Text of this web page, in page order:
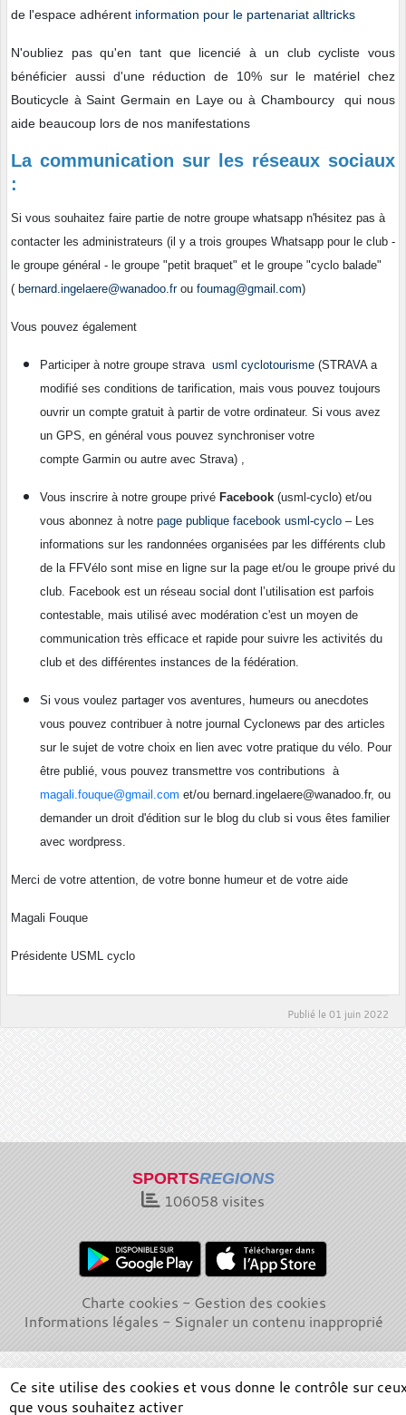
de l'espace adhérent information pour le partenariat alltricks
N'oubliez pas qu'en tant que licencié à un club cycliste vous
bénéficier aussi d'une réduction de 10% sur le matériel chez
Bouticycle à Saint Germain en Laye ou à Chambourcy qui nous
aide beaucoup lors de nos manifestations
La communication sur les réseaux sociaux
:
Si vous souhaitez faire partie de notre groupe whatsapp n'hésitez pas à
contacter les administrateurs (il y a trois groupes Whatsapp pour le club -
le groupe général - le groupe "petit braquet" et le groupe "cyclo balade"
( bernard.ingelaere@wanadoo.frou foumag@gmail.com)
Vous pouvez également
Participer à notre groupe strava usml cyclotourisme (STRAVA a
modifié ses conditions de tarification, mais vous pouvez toujours
ouvrir un compte gratuit à partir de votre ordinateur. Si vous avez
un GPS, en général vous pouvez synchroniser votre
compte Garmin ou autre avec Strava) ,
Vous inscrire à notre groupe privé Facebook (usml-cyclo) et/ou
vous abonnez à notre page publique facebook usml-cyclo – Les
informations sur les randonnées organisées par les différents club
de la FFVélo sont mise en ligne sur la page et/ou le groupe privé du
club. Facebook est un réseau social dont l’utilisation est parfois
contestable, mais utilisé avec modération c'est un moyen de
communication très efficace et rapide pour suivre les activités du
club et des différentes instances de la fédération.
Si vous voulez partager vos aventures, humeurs ou anecdotes
vous pouvez contribuer à notre journal Cyclonews par des articles
sur le sujet de votre choix en lien avec votre pratique du vélo. Pour
être publié, vous pouvez transmettre vos contributions à
magali.fouque@gmail.com et/ou bernard.ingelaere@wanadoo.fr, ou
demander un droit d'édition sur le blog du club si vous êtes familier
avec wordpress.
Merci de votre attention, de votre bonne humeur et de votre aide
Magali Fouque
Présidente USML cyclo
Publié le 01 juin 2022
SPORTSREGIONS
106058 visites
Charte cookies
Gestion des cookies
Informations légales
Signaler un contenu inapproprié
Ce site utilise des cookies et vous donne le contrôle sur
que vous souhaitez activer